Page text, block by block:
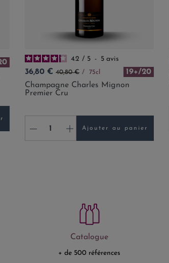
4.2 / 5 - 5 avis
Prix
36,80 € Prix de base
40,80 € 75cl
19+/20
Champagne Charles Mignon
Premier Cru
- + Ajouter au panier
Catalogue
+ de 500 références